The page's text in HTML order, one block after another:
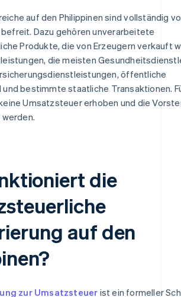
auf den Philippinen sind vollständig
Dazu gehören unverarbeitete
Produkte, die von Erzeugern verkauft
die meisten
öffentliche
bestimmte staatliche Transaktionen.
Umsatzsteuer erhoben und die
die
auf den
zur Umsatzsteuer ist ein formeller